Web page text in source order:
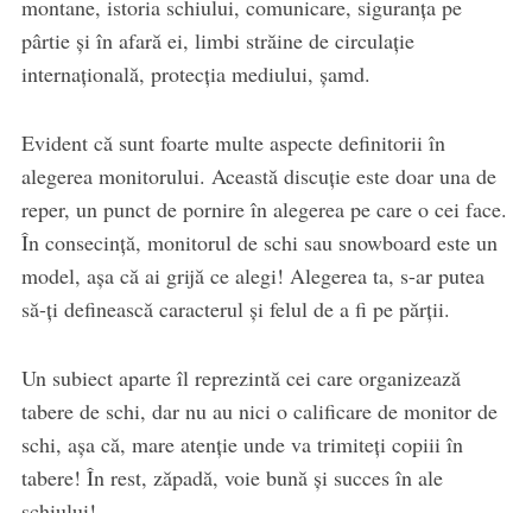
montane, istoria schiului, comunicare, siguranţa pe
pârtie şi în afară ei, limbi străine de circulaţie
internaţională, protecţia mediului, șamd.
Evident că sunt foarte multe aspecte definitorii în
alegerea monitorului. Această discuție este doar una de
reper, un punct de pornire în alegerea pe care o cei face.
În consecință, monitorul de schi sau snowboard este un
model, așa că ai grijă ce alegi! Alegerea ta, s-ar putea
să-ți definească caracterul și felul de a fi pe părții.
Un subiect aparte îl reprezintă cei care organizează
tabere de schi, dar nu au nici o calificare de monitor de
schi, așa că, mare atenție unde va trimiteți copiii în
tabere! În rest, zăpadă, voie bună și succes în ale